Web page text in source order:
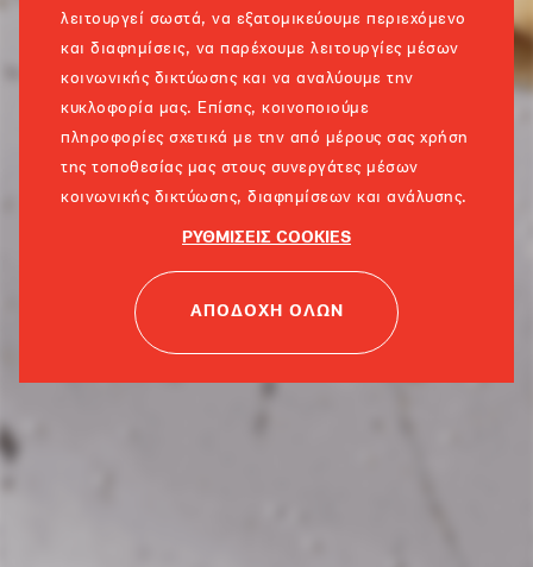
λειτουργεί σωστά, να εξατομικεύουμε περιεχόμενο
και διαφημίσεις, να παρέχουμε λειτουργίες μέσων
κοινωνικής δικτύωσης και να αναλύουμε την
κυκλοφορία μας. Επίσης, κοινοποιούμε
πληροφορίες σχετικά με την από μέρους σας χρήση
της τοποθεσίας μας στους συνεργάτες μέσων
κοινωνικής δικτύωσης, διαφημίσεων και ανάλυσης.
ΡΥΘΜΙΣΕΙΣ COOKIES
ΑΠΟΔΟΧΗ ΟΛΩΝ